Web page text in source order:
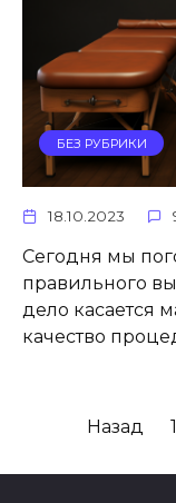
БЕЗ РУБРИКИ
18.10.2023
Сегодня мы
правильного
дело касается
качество
Пагинация
Назад 1